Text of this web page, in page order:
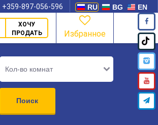
RU BG EN
+359-897-056-596
ХОЧУ
ПРОДАТЬ
Избранное
Кол-во комнат
Поиск